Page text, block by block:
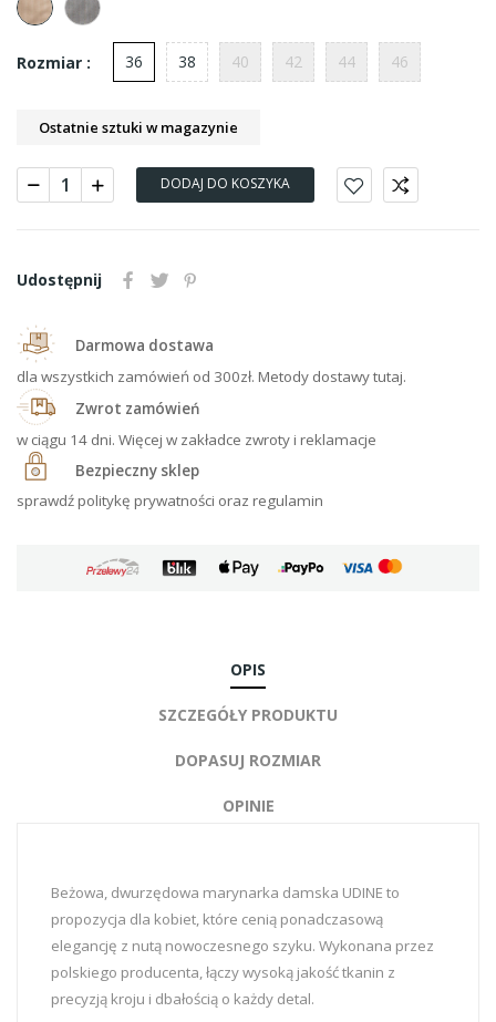
Rozmiar : 36 38 40 42 44 46
Ostatnie sztuki w magazynie
DODAJ DO KOSZYKA
Udostępnij
Darmowa dostawa
dla wszystkich zamówień od 300zł. Metody dostawy tutaj.
Zwrot zamówień
w ciągu 14 dni. Więcej w zakładce zwroty i reklamacje
Bezpieczny sklep
sprawdź politykę prywatności oraz regulamin
OPIS
SZCZEGÓŁY PRODUKTU
DOPASUJ ROZMIAR
OPINIE
Beżowa, dwurzędowa marynarka damska UDINE to
propozycja dla kobiet, które cenią ponadczasową
elegancję z nutą nowoczesnego szyku. Wykonana przez
polskiego producenta, łączy wysoką jakość tkanin z
precyzją kroju i dbałością o każdy detal.